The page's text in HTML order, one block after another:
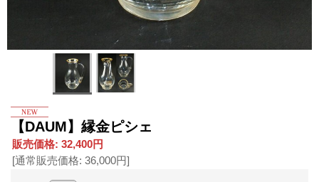
【DAUM】縁金ピシェ
販売価格: 32,400円
[通常販売価格: 36,000円]